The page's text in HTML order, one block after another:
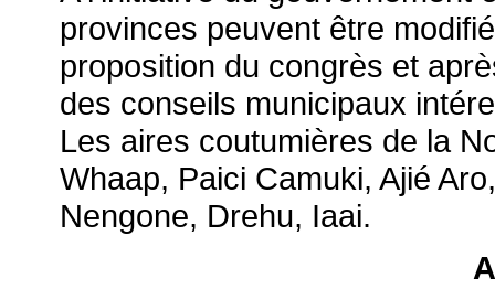
provinces peuvent être
proposition du congrès et
des conseils municipaux
Les aires coutumières de la
Whaap, Paici Camuki, Ajié
Nengone, Drehu, Iaai.